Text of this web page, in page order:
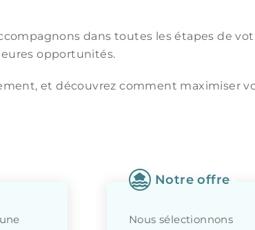
dans toutes les étapes de
opportunités.
et découvrez comment maximiser
Notre offre
Nous sélectionnons